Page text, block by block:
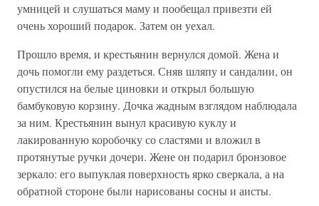
умницей и слушаться маму и пообещал привезти ей
очень хороший подарок. Затем он уехал.
Прошло время, и крестьянин вернулся домой. Жена и
дочь помогли ему раздеться. Сняв шляпу и сандалии, он
опустился на белые циновки и открыл большую
бамбуковую корзину. Дочка жадным взглядом наблюдала
за ним. Крестьянин вынул красивую куклу и
лакированную коробочку со сластями и вложил в
протянутые ручки дочери. Жене он подарил бронзовое
зеркало: его выпуклая поверхность ярко сверкала, а на
обратной стороне были нарисованы сосны и аисты.